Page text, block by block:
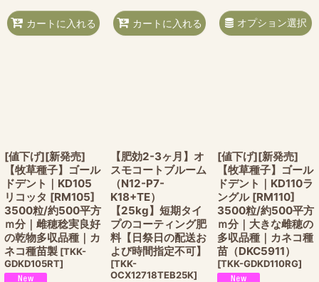
カートに入れる カートに入れる オプション選択
[値下げ][新発売]
【牧草種子】ゴール
ドデント｜KD105
リコッタ [RM105]
3500粒/約500平方
ｍ分｜雌穂稔実良好
の乾物多収品種｜カ
ネコ種苗製 [TKK-
GDKD105RT]
【肥効2-3ヶ月】オ
スモコートブルーム
（N12-P7-
K18+TE）
【25kg】短期タイ
プのコーティング肥
料【日祭日の配送お
よび時間指定不可】
[TKK-
OCX12718TEB25K]
[値下げ][新発売]
【牧草種子】ゴール
ドデント｜KD110ラ
ングル [RM110]
3500粒/約500平方
ｍ分｜大きな雌穂の
多収品種｜カネコ種
苗（DKC5911）
[TKK-GDKD110RG]